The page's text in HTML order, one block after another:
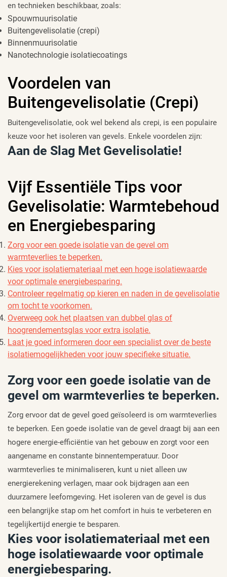
en technieken beschikbaar, zoals:
Spouwmuurisolatie
Buitengevelisolatie (crepi)
Binnenmuurisolatie
Nanotechnologie isolatiecoatings
Voordelen van
Buitengevelisolatie (Crepi)
Buitengevelisolatie, ook wel bekend als crepi, is een populaire
keuze voor het isoleren van gevels. Enkele voordelen zijn:
Aan de Slag Met Gevelisolatie!
Vijf Essentiële Tips voor
Gevelisolatie: Warmtebehoud
en Energiebesparing
Zorg voor een goede isolatie van de gevel om
warmteverlies te beperken.
Kies voor isolatiemateriaal met een hoge isolatiewaarde
voor optimale energiebesparing.
Controleer regelmatig op kieren en naden in de gevelisolatie
om tocht te voorkomen.
Overweeg ook het plaatsen van dubbel glas of
hoogrendementsglas voor extra isolatie.
Laat je goed informeren door een specialist over de beste
isolatiemogelijkheden voor jouw specifieke situatie.
Zorg voor een goede isolatie van de
gevel om warmteverlies te beperken.
Zorg ervoor dat de gevel goed geïsoleerd is om warmteverlies
te beperken. Een goede isolatie van de gevel draagt bij aan een
hogere energie-efficiëntie van het gebouw en zorgt voor een
aangename en constante binnentemperatuur. Door
warmteverlies te minimaliseren, kunt u niet alleen uw
energierekening verlagen, maar ook bijdragen aan een
duurzamere leefomgeving. Het isoleren van de gevel is dus
een belangrijke stap om het comfort in huis te verbeteren en
tegelijkertijd energie te besparen.
Kies voor isolatiemateriaal met een
hoge isolatiewaarde voor optimale
energiebesparing.